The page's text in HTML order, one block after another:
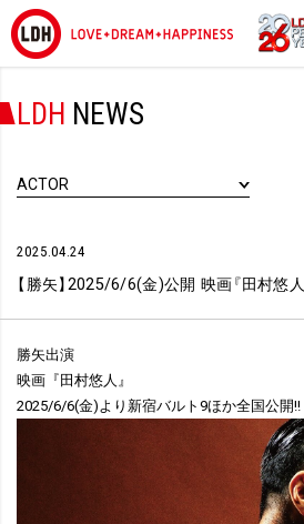
LDH NEWS
ACTOR
2025.04.24
【 勝矢】2025/6/6(金)公開 映画『田村悠人
勝矢出演
映画『田村悠人』
2025/6/6(金)より新宿バルト9ほか全国公開!!